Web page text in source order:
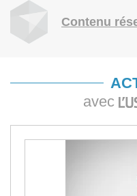
Contenu
avec